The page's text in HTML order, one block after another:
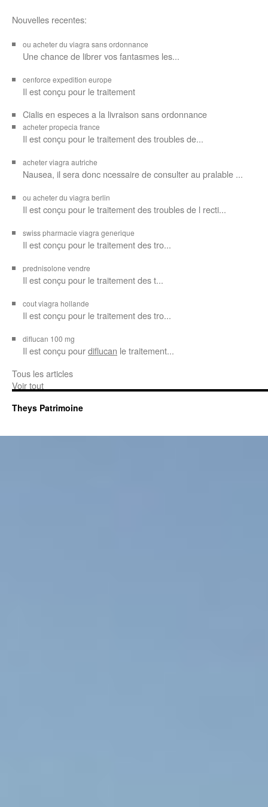
Nouvelles recentes:
ou acheter du viagra sans ordonnance
Une chance de librer vosfantasmes les...
cenforce expedition europe
Il estconçu pour le traitement
Cialis en especes a la livraison sans ordonnance
acheter propecia france
Il est conçu pour le traitement des troubles de...
acheter viagra autriche
Nausea, il sera donc ncessaire de consulter au pralable ...
ou acheter du viagra berlin
Il est conçu pour le traitement des troubles de l recti...
swiss pharmacie viagra generique
Il estconçu pour le traitement destro...
prednisolone vendre
Il est conçu pour le traitement des t...
cout viagra hollande
Il est conçu pour le traitement des tro...
diflucan 100 mg
Il est conçu pourdiflucan le traitement...
Tous les articles
Voir tout
Theys Patrimoine